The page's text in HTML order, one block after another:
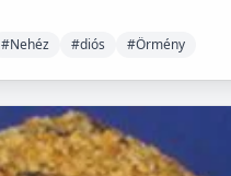
#Nehéz #diós #Örmény